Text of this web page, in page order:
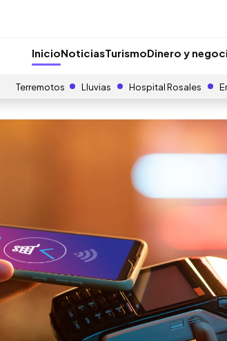
InicioNoticiasTurismoDinero y
Terremotos Lluvias Hospital Rosales